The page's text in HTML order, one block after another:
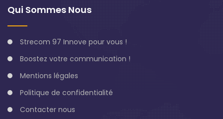
Qui Sommes Nous
Strecom 97 Innove pour vous !
Boostez votre communication !
Mentions légales
Politique de confidentialité
Contacter nous